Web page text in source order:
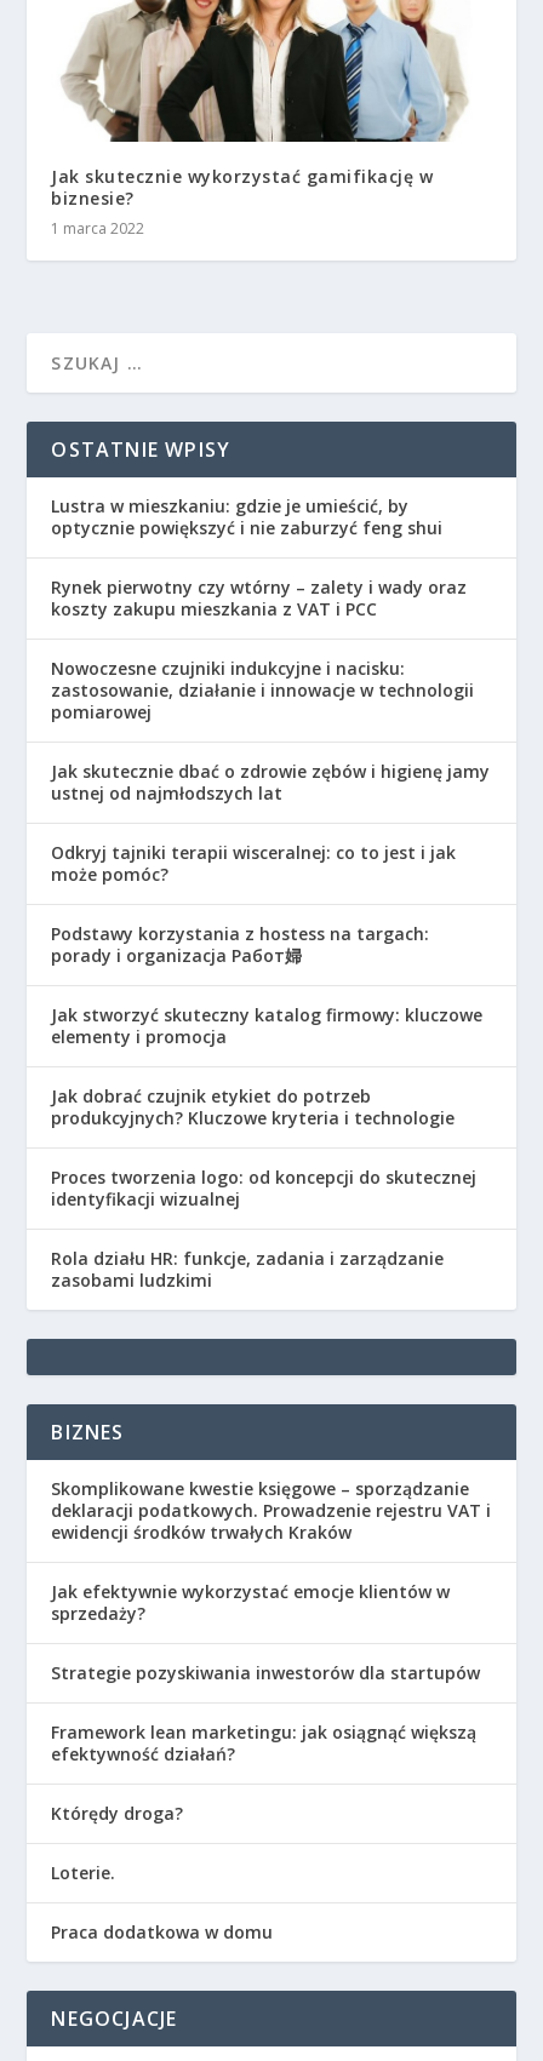
Jak skutecznie wykorzystać gamifikację w
biznesie?
1 marca 2022
OSTATNIE WPISY
Lustra w mieszkaniu: gdzie je umieścić, by
optycznie powiększyć i nie zaburzyć feng shui
Rynek pierwotny czy wtórny – zalety i wady oraz
koszty zakupu mieszkania z VAT i PCC
Nowoczesne czujniki indukcyjne i nacisku:
zastosowanie, działanie i innowacje w technologii
pomiarowej
Jak skutecznie dbać o zdrowie zębów i higienę jamy
ustnej od najmłodszych lat
Odkryj tajniki terapii wisceralnej: co to jest i jak
może pomóc?
Podstawy korzystania z hostess na targach:
porady i organizacja Работ婦
Jak stworzyć skuteczny katalog firmowy: kluczowe
elementy i promocja
Jak dobrać czujnik etykiet do potrzeb
produkcyjnych? Kluczowe kryteria i technologie
Proces tworzenia logo: od koncepcji do skutecznej
identyfikacji wizualnej
Rola działu HR: funkcje, zadania i zarządzanie
zasobami ludzkimi
BIZNES
Skomplikowane kwestie księgowe – sporządzanie
deklaracji podatkowych. Prowadzenie rejestru VAT i
ewidencji środków trwałych Kraków
Jak efektywnie wykorzystać emocje klientów w
sprzedaży?
Strategie pozyskiwania inwestorów dla startupów
Framework lean marketingu: jak osiągnąć większą
efektywność działań?
Którędy droga?
Loterie.
Praca dodatkowa w domu
NEGOCJACJE